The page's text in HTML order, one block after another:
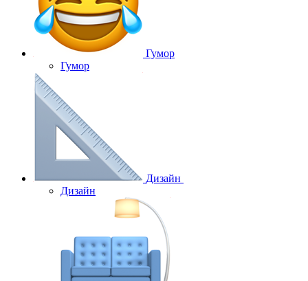
Гумор
Гумор
Дизайн
Дизайн